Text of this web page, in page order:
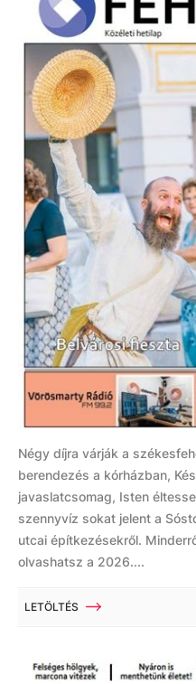
Négy díjra várják a
berendezés a kórházban,
javaslatcsomag, Isten
szennyvíz sokat jelent a
utcai építkezésekről.
olvashatsz a 2026....
LETÖLTÉS